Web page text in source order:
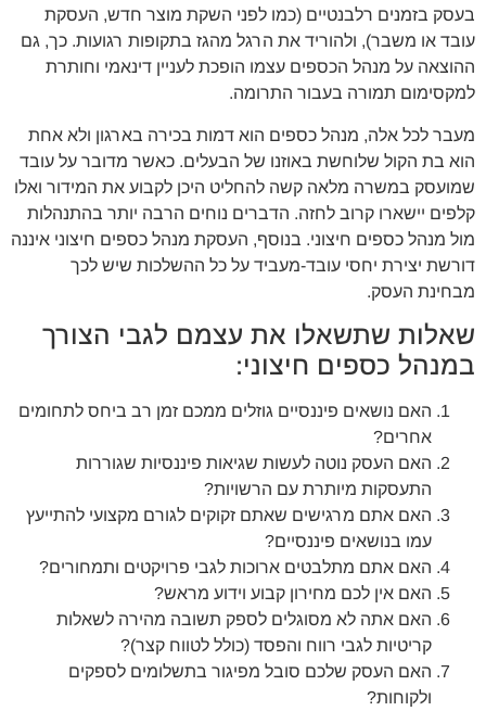
בעסק בזמנים רלבנטיים (כמו לפני השקת מוצר חדש, העסקת
עובד או משבר), ולהוריד את הרגל מהגז בתקופות רגועות. כך, גם
ההוצאה על מנהל הכספים עצמו הופכת לעניין דינאמי וחותרת
למקסימום תמורה בעבור התרומה.
מעבר לכל אלה, מנהל כספים הוא דמות בכירה בארגון ולא אחת
הוא בת הקול שלוחשת באוזנו של הבעלים. כאשר מדובר על עובד
שמועסק במשרה מלאה קשה להחליט היכן לקבוע את המידור ואלו
קלפים יישארו קרוב לחזה. הדברים נוחים הרבה יותר בהתנהלות
מול מנהל כספים חיצוני. בנוסף, העסקת מנהל כספים חיצוני איננה
דורשת יצירת יחסי עובד-מעביד על כל ההשלכות שיש לכך
מבחינת העסק.
שאלות שתשאלו את עצמם לגבי הצורך
במנהל כספים חיצוני:
האם נושאים פיננסיים גוזלים ממכם זמן רב ביחס לתחומים
אחרים?
האם העסק נוטה לעשות שגיאות פיננסיות שגוררות
התעסקות מיותרת עם הרשויות?
האם אתם מרגישים שאתם זקוקים לגורם מקצועי להתייעץ
עמו בנושאים פיננסיים?
האם אתם מתלבטים ארוכות לגבי פרויקטים ותמחורים?
האם אין לכם מחירון קבוע וידוע מראש?
האם אתה לא מסוגלים לספק תשובה מהירה לשאלות
קריטיות לגבי רווח והפסד (כולל לטווח קצר)?
האם העסק שלכם סובל מפיגור בתשלומים לספקים
ולקוחות?